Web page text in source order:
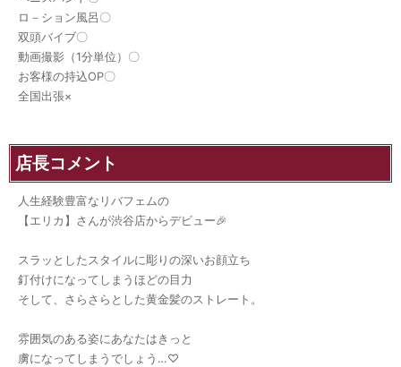
ロ－ション風呂〇
双頭バイブ〇
動画撮影（1分単位）〇
お客様の持込OP〇
全国出張×
店長コメント
人生経験豊富なリバフェムの
【エリカ】さんが渋谷店からデビュー🎉
スラッとしたスタイルに彫りの深いお顔立ち
釘付けになってしまうほどの目力
そして、さらさらとした黄金髪のストレート。
雰囲気のある姿にあなたはきっと
虜になってしまうでしょう…♡